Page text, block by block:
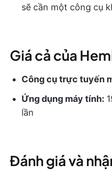
sẽ cần một công cụ
Giá cả của
Công cụ trực tuyến
Ứng dụng máy tính:
lần
Đánh giá và